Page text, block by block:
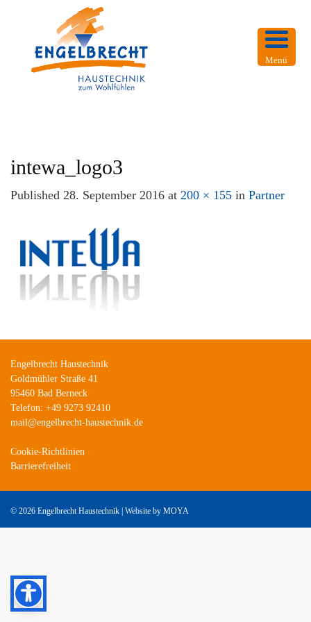
intewa_logo3
Published 28. September 2016 at 200 × 155 in Partner
Engelbrecht Haustechnik
Goldmühler Straße 41
95460 Bad Berneck
Telefon: +49 9273 92410
mail@engelbrecht-haustechnik.de
Cookie-Richtlinien
Barrierefreiheit
© 2026 Engelbrecht Haustechnik | Website by MOYA
Menü